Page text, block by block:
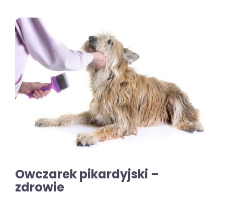
Owczarek pikardyjski –
zdrowie